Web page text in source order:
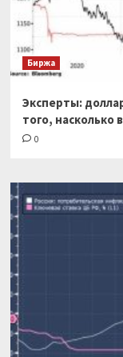
Биржа
Эксперты:
того,
0